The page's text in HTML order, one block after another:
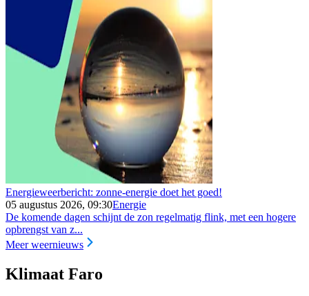
Energieweerbericht: zonne-energie doet het goed!
05 augustus 2026, 09:30Energie
De komende dagen schijnt de zon regelmatig flink, met een hogere
opbrengst van z...
Meer weernieuws
Klimaat Faro